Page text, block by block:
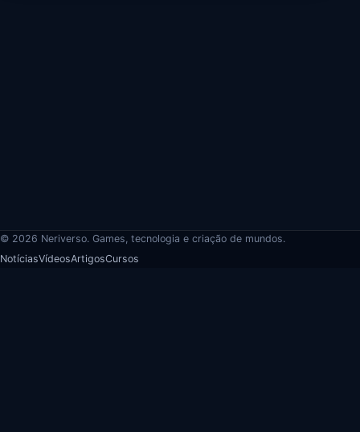
© 2026 Neriverso. Games, tecnologia e criação de mundos.
NotíciasVídeosArtigosCursos